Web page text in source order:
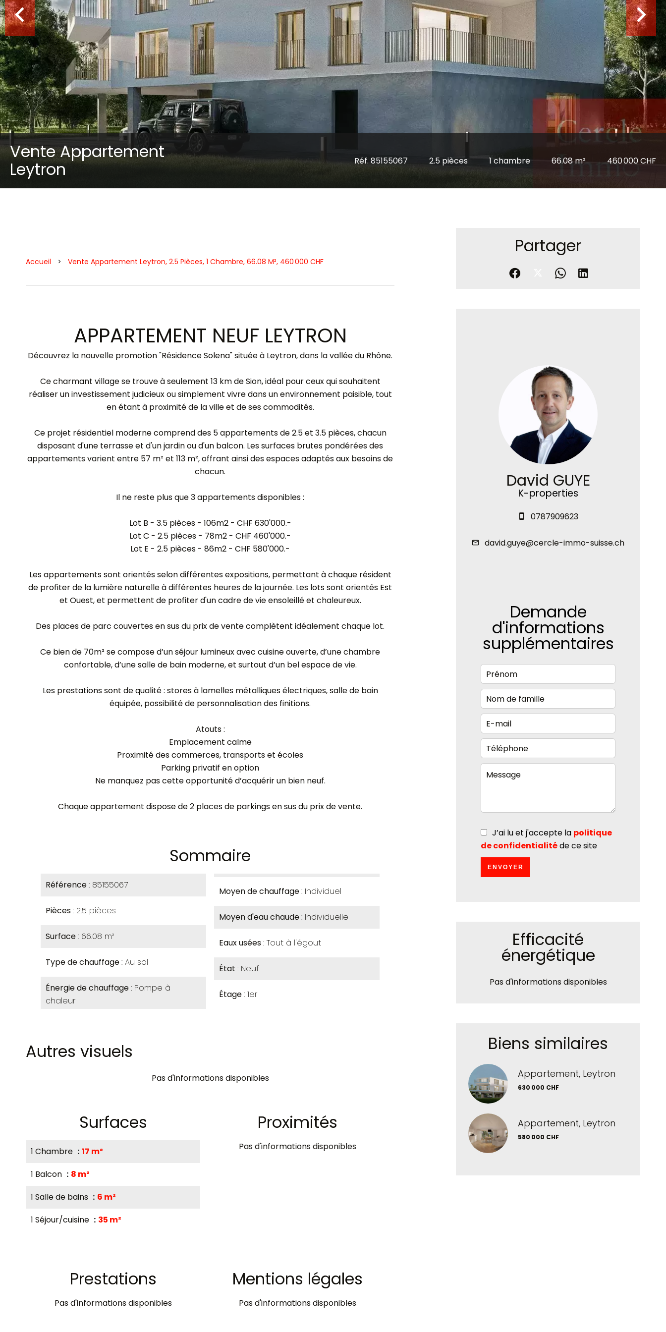
Vente Appartement
Leytron
Réf. 85155067 2.5 pièces 1 chambre 66.08 m² 460 000 CHF
Accueil Vente Appartement Leytron, 2.5 Pièces, 1 Chambre, 66.08 M², 460 000 CHF
APPARTEMENT NEUF LEYTRON
Découvrez la nouvelle promotion "Résidence Solena" située à Leytron, dans la vallée du Rhône.
Ce charmant village se trouve à seulement 13 km de Sion, idéal pour ceux qui souhaitent
réaliser un investissement judicieux ou simplement vivre dans un environnement paisible, tout
en étant à proximité de la ville et de ses commodités.
Ce projet résidentiel moderne comprend des 5 appartements de 2.5 et 3.5 pièces, chacun
disposant d'une terrasse et d'un jardin ou d'un balcon. Les surfaces brutes pondérées des
appartements varient entre 57 m² et 113 m², offrant ainsi des espaces adaptés aux besoins de
chacun.
Il ne reste plus que 3 appartements disponibles :
Lot B - 3.5 pièces - 106m2 - CHF 630'000.-
Lot C - 2.5 pièces - 78m2 - CHF 460'000.-
Lot E - 2.5 pièces - 86m2 - CHF 580'000.-
Les appartements sont orientés selon différentes expositions, permettant à chaque résident
de profiter de la lumière naturelle à différentes heures de la journée. Les lots sont orientés Est
et Ouest, et permettent de profiter d'un cadre de vie ensoleillé et chaleureux.
Des places de parc couvertes en sus du prix de vente complètent idéalement chaque lot.
Ce bien de 70m² se compose d’un séjour lumineux avec cuisine ouverte, d’une chambre
confortable, d’une salle de bain moderne, et surtout d’un bel espace de vie.
Les prestations sont de qualité : stores à lamelles métalliques électriques, salle de bain
équipée, possibilité de personnalisation des finitions.
Atouts :
Emplacement calme
Proximité des commerces, transports et écoles
Parking privatif en option
Ne manquez pas cette opportunité d’acquérir un bien neuf.
Chaque appartement dispose de 2 places de parkings en sus du prix de vente.
Sommaire
Référence 85155067
Pièces 2.5 pièces
Surface 66.08 m²
Type de chauffage Au sol
Énergie de chauffage Pompe à
chaleur
Moyen de chauffage Individuel
Moyen d'eau chaude Individuelle
Eaux usées Tout à l'égout
État Neuf
Étage 1er
Autres visuels
Pas d'informations disponibles
Surfaces
1 Chambre
17 m²
1 Balcon
8 m²
1 Salle de bains
6 m²
1 Séjour/cuisine
35 m²
Proximités
Pas d'informations disponibles
Prestations
Pas d'informations disponibles
Mentions légales
Pas d'informations disponibles
Partager
David GUYE
K-properties
0787909623
david.guye@cercle-immo-suisse.ch
Demande
d'informations
supplémentaires
J’ai lu et j'accepte la politique
de confidentialitéde ce site
ENVOYER
Efficacité
énergétique
Pas d'informations disponibles
Biens similaires
Appartement, Leytron
630 000 CHF
Appartement, Leytron
580 000 CHF